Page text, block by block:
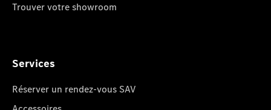
Trouver votre showroom
Services
Réserver un rendez-vous SAV